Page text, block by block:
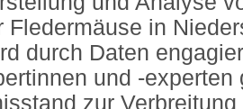
Fledermäuse in
durch Daten
und -
zur